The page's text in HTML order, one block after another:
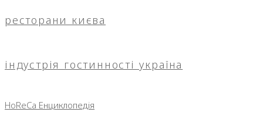
ресторани києва
індустрія гостинності україна
HoReCa Енциклопедія